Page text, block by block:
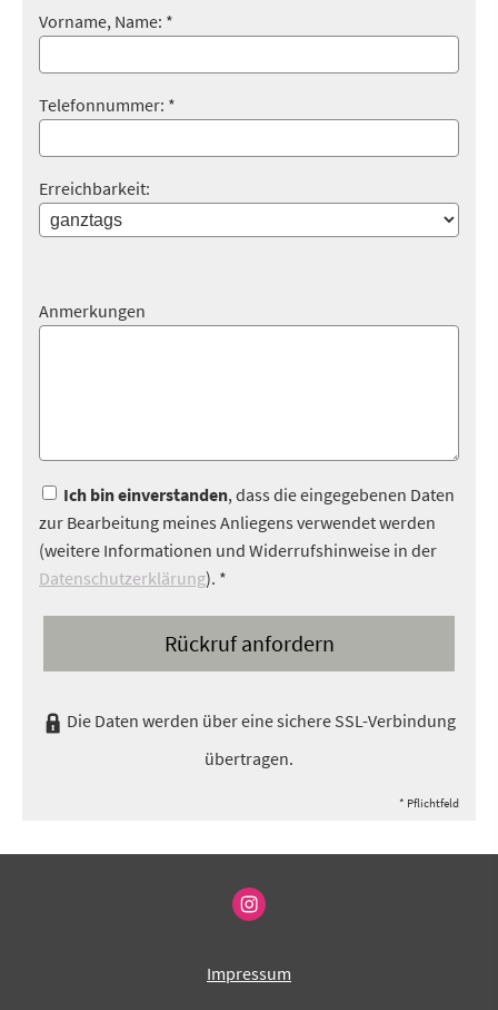
Vorname, Name: *
Telefonnummer: *
Erreichbarkeit:
Anmerkungen
Ich bin einverstanden, dass die eingegebenen Daten
zur Bearbeitung meines Anliegens verwendet werden
(weitere Informationen und Widerrufshinweise in der
Datenschutzerklärung). *
Rückruf anfordern
Die Daten werden über eine sichere SSL-Verbindung
übertragen.
* Pflichtfeld
Impressum